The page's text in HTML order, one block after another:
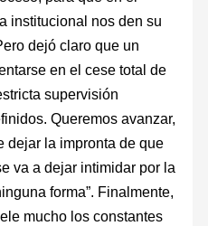
institucional nos den su
dejó claro que un
en el cese total de
supervisión
Queremos avanzar,
dejar la impronta de que
va a dejar intimidar por la
forma”. Finalmente,
mucho los constantes